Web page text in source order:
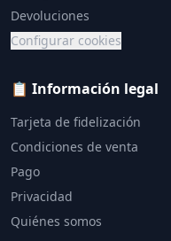
Devoluciones
Configurar cookies
📋 Información legal
Tarjeta de fidelización
Condiciones de venta
Pago
Privacidad
Quiénes somos